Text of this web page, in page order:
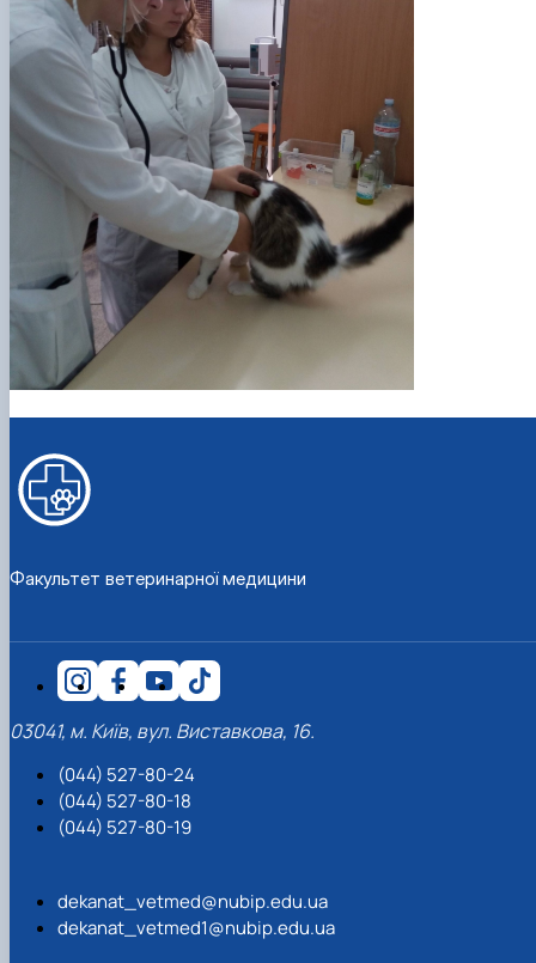
Факультет ветеринарної медицини
03041, м. Київ, вул. Виставкова, 16.
(044) 527-80-24
(044) 527-80-18
(044) 527-80-19
dekanat_vetmed@nubip.edu.ua
dekanat_vetmed1@nubip.edu.ua